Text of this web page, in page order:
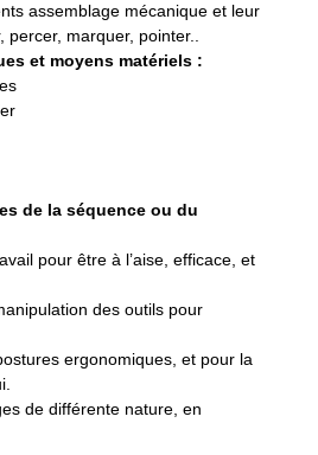
assemblage mécanique et leur
percer, marquer, pointer..
et moyens matériels :
de la séquence ou du
pour être à l’aise, efficace, et
des outils pour
ergonomiques, et pour la
de différente nature, en